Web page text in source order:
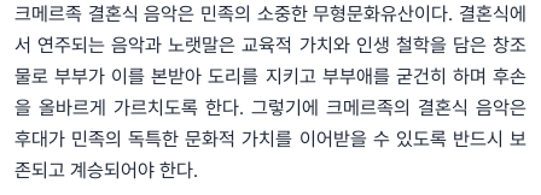
크메르족 결혼식 음악은 민족의 소중한 무형문화유산이다. 결혼식에
서 연주되는 음악과 노랫말은 교육적 가치와 인생 철학을 담은 창조
물로 부부가 이를 본받아 도리를 지키고 부부애를 굳건히 하며 후손
을 올바르게 가르치도록 한다. 그렇기에 크메르족의 결혼식 음악은
후대가 민족의 독특한 문화적 가치를 이어받을 수 있도록 반드시 보
존되고 계승되어야 한다.